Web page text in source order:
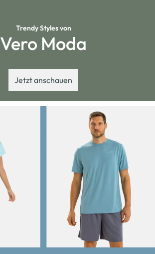
Trendy Styles von
Vero Moda
Jetzt anschauen